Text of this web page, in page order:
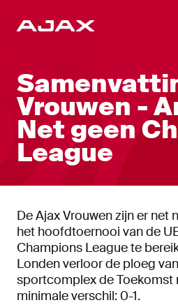
Vrouwen -
Net geen
League
De Ajax Vrouwen zijn er net
het hoofdtoernooi van de
Champions League te
Londen verloor de ploeg
sportcomplex de Toekomst
minimale verschil: 0-1.